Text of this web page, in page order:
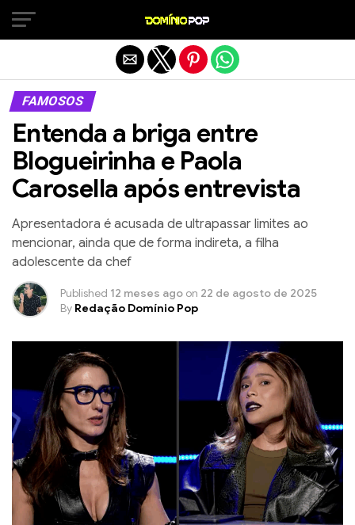
FAMOSOS
Entenda a briga entre
Blogueirinha e Paola
Carosella após entrevista
Apresentadora é acusada de ultrapassar limites ao
mencionar, ainda que de forma indireta, a filha
adolescente da chef
Published 12 meses ago on 22 de agosto de 2025
By Redação Domínio Pop
Sair da versão mobile